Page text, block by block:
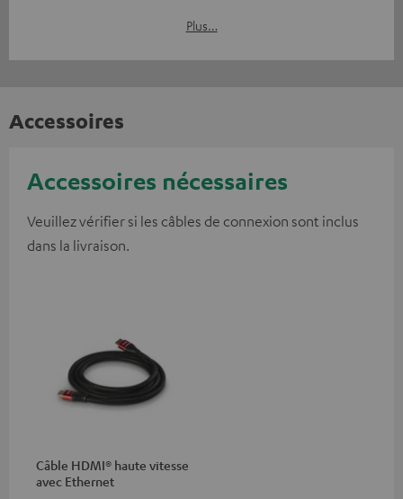
Plus…
Accessoires
Accessoires nécessaires
Veuillez vérifier si les câbles de connexion sont inclus
dans la livraison.
Câble HDMI® haute vitesse
avec Ethernet